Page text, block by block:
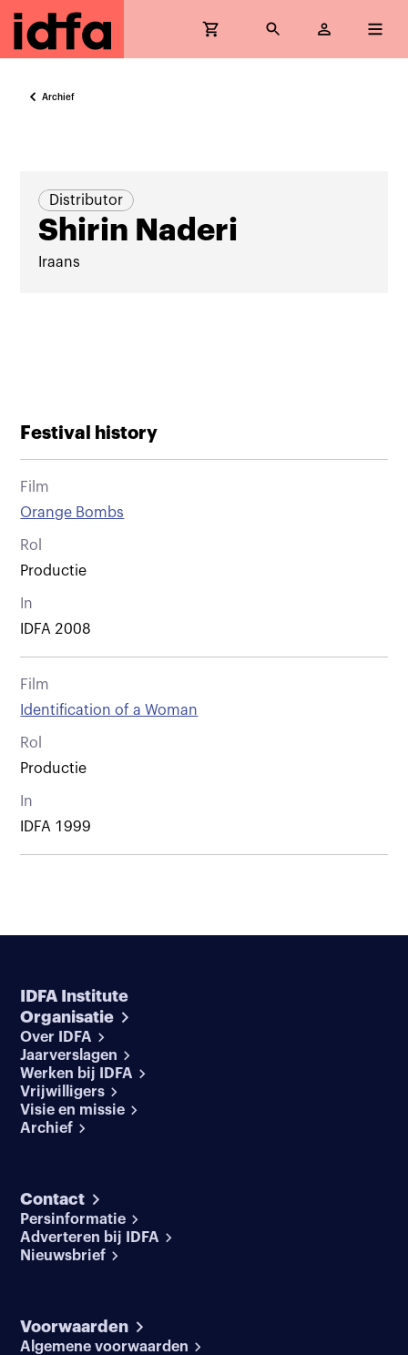
Archief
Distributor
Shirin Naderi
Iraans
Festival history
Film
Orange Bombs
Rol
Productie
In
IDFA 2008
Film
Identification of a Woman
Rol
Productie
In
IDFA 1999
IDFA Institute
Organisatie
Over IDFA
Jaarverslagen
Werken bij IDFA
Vrijwilligers
Visie en missie
Archief
Contact
Persinformatie
Adverteren bij IDFA
Nieuwsbrief
Voorwaarden
Algemene voorwaarden